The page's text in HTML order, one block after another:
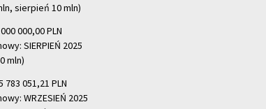
sierpień 10 mln)
000,00 PLN
SIERPIEŃ 2025
mln)
051,21 PLN
WRZESIEŃ 2025